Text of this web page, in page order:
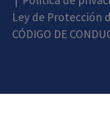
Ley de Protección
CÓDIGO DE